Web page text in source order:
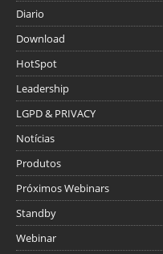
Diario
Download
HotSpot
Leadership
LGPD & PRIVACY
Notícias
Produtos
Próximos Webinars
Standby
Webinar